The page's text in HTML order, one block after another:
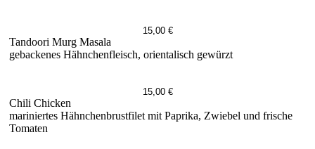
15,00 €
Tandoori Murg Masala
gebackenes Hähnchenfleisch, orientalisch gewürzt
15,00 €
Chili Chicken
mariniertes Hähnchenbrustfilet mit Paprika, Zwiebel und frische
Tomaten